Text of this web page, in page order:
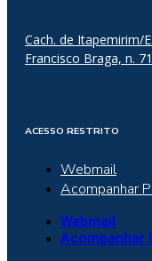
Cach. de Itapemirim/
Francisco Braga, n.
ACESSO RESTRITO
Webmail
Acompanhar
Webmail
Acompanhar